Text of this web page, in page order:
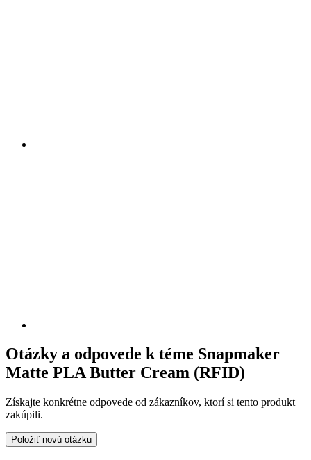
Otázky a odpovede k téme Snapmaker
Matte PLA Butter Cream (RFID)
Získajte konkrétne odpovede od zákazníkov, ktorí si tento produkt
zakúpili.
Položiť novú otázku